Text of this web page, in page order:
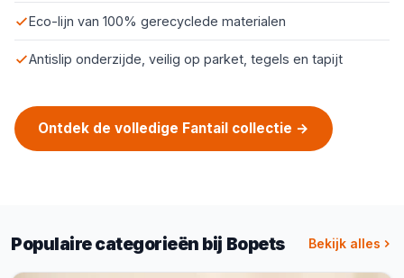
Eco-lijn van 100% gerecyclede materialen
Antislip onderzijde, veilig op parket, tegels en tapijt
Ontdek de volledige Fantail collectie →
Populaire categorieën bij Bopets Bekijk alles